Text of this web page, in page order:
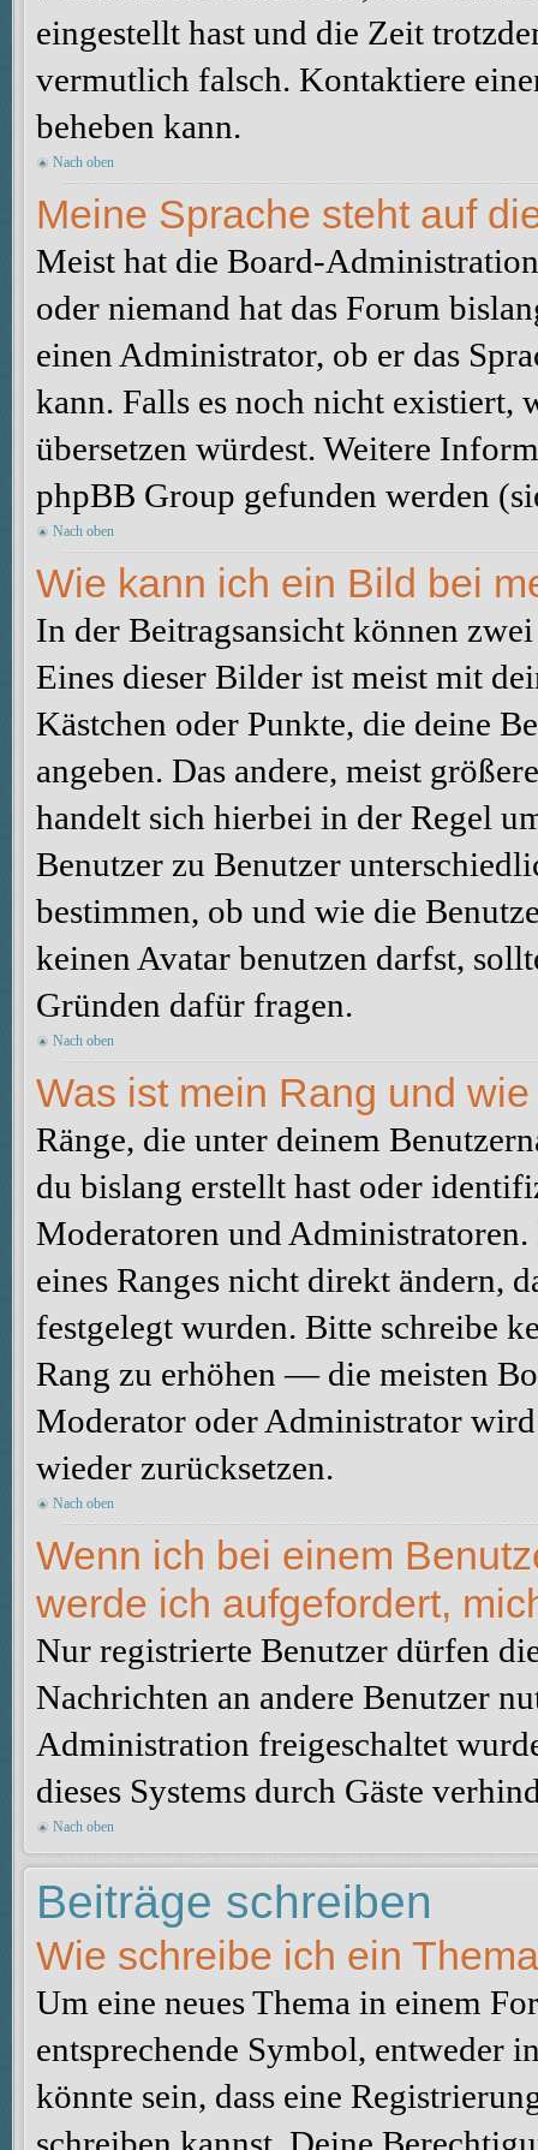
eingestellt hast und die Zeit
vermutlich falsch. Kontaktiere
beheben kann.
Nach oben
Meine Sprache steht auf
Meist hat die Board-
oder niemand hat das Forum
einen Administrator, ob er das
kann. Falls es noch nicht existiert,
übersetzen würdest. Weitere
phpBB Group gefunden werden
Nach oben
Wie kann ich ein Bild bei
In der Beitragsansicht können
Eines dieser Bilder ist meist mit
Kästchen oder Punkte, die deine
angeben. Das andere, meist
handelt sich hierbei in der Regel
Benutzer zu Benutzer
bestimmen, ob und wie die
keinen Avatar benutzen darfst,
Gründen dafür fragen.
Nach oben
Was ist mein Rang und
Ränge, die unter deinem
du bislang erstellt hast oder
Moderatoren und
eines Ranges nicht direkt ändern,
festgelegt wurden. Bitte schreibe
Rang zu erhöhen — die meisten
Moderator oder Administrator
wieder zurücksetzen.
Nach oben
Wenn ich bei einem
werde ich aufgefordert,
Nur registrierte Benutzer dürfen
Nachrichten an andere Benutzer
Administration freigeschaltet
dieses Systems durch Gäste
Nach oben
Beiträge schreiben
Wie schreibe ich ein
Um eine neues Thema in einem
entsprechende Symbol, entweder
könnte sein, dass eine